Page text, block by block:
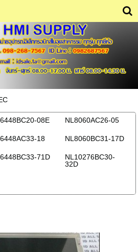
08E NL8060AC26-05
18 NL8060BC31-17D
71D
NL10276BC30-
32D